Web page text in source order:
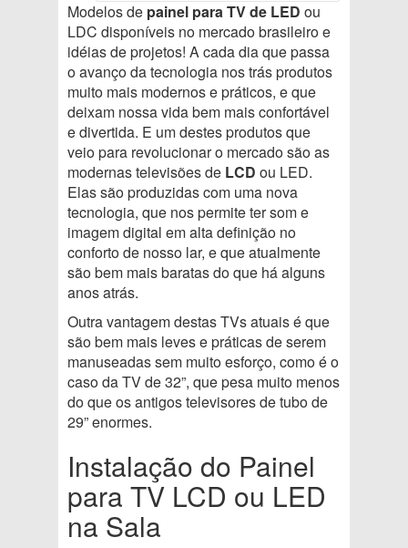
Modelos de painel para TV de LED ou
LDC disponíveis no mercado brasileiro e
idéias de projetos! A cada dia que passa
o avanço da tecnologia nos trás produtos
muito mais modernos e práticos, e que
deixam nossa vida bem mais confortável
e divertida. E um destes produtos que
veio para revolucionar o mercado são as
modernas televisões de LCD ou LED.
Elas são produzidas com uma nova
tecnologia, que nos permite ter som e
imagem digital em alta definição no
conforto de nosso lar, e que atualmente
são bem mais baratas do que há alguns
anos atrás.
Outra vantagem destas TVs atuais é que
são bem mais leves e práticas de serem
manuseadas sem muito esforço, como é o
caso da TV de 32”, que pesa muito menos
do que os antigos televisores de tubo de
29” enormes.
Instalação do Painel
para TV LCD ou LED
na Sala